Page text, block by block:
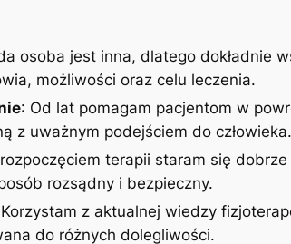
osoba jest inna, dlatego dokładnie
możliwości oraz celu leczenia.
: Od lat pomagam pacjentom w
z uważnym podejściem do człowieka.
terapii staram się
rozsądny i bezpieczny.
z aktualnej wiedzy
do różnych dolegliwości.